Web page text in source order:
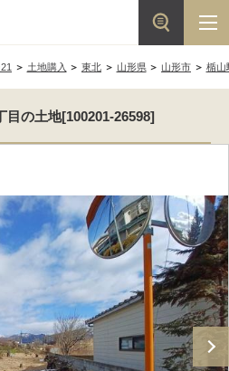
土地購入 東北 山形県 山形市 楯山
目の土地[100201-26598]